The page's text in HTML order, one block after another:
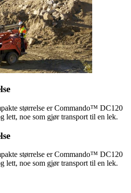
størrelse er Commando™ DC120
lett, noe som gjør transport til en lek.
størrelse er Commando™ DC120
lett, noe som gjør transport til en lek.